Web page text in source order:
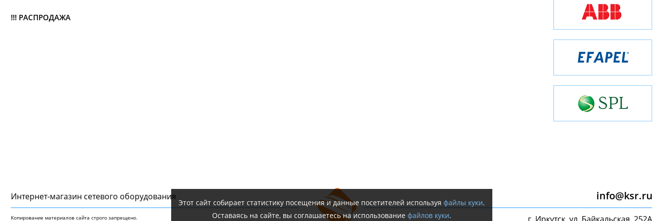
!!! РАСПРОДАЖА
Интернет-магазин сетeвого оборудования
Копирование материалов сайта строго запрещено.
info@ksr.ru
Этот сайт собирает статистику посещения и данные посетителей используя файлы куки.
Оставаясь на сайте, вы соглашаетесь на использование файлов куки.